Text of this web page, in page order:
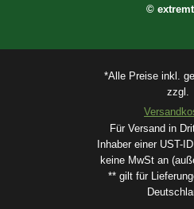
©
*Alle Preise inkl.
zzgl.
Für Versand in
Inhaber einer UST-
keine MwSt an
** gilt für